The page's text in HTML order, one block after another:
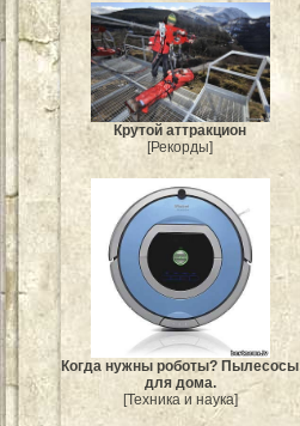
Крутой аттракцион
[Рекорды]
Когда нужны роботы? Пылесосы
для дома.
[Техника и наука]